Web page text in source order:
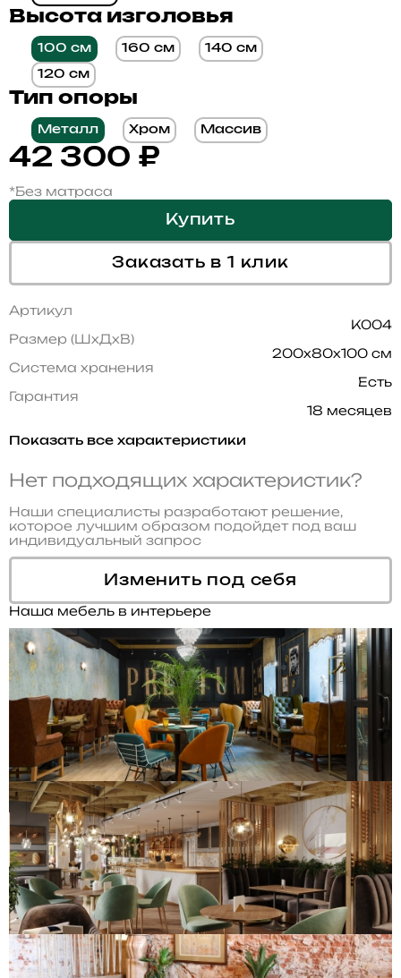
Высота изголовья
100 см 160 см 140 см
120 см
Тип опоры
Металл Хром Массив
42 300 ₽
*Без матраса
Купить
Заказать в 1 клик
Артикул
K004
Размер (ШхДхВ)
200x80x100 см
Система хранения
Есть
Гарантия
18 месяцев
Показать все характеристики
Нет подходящих характеристик?
Наши специалисты разработают решение,
которое лучшим образом подойдет под ваш
индивидуальный запрос
Изменить под себя
Наша мебель в интерьере